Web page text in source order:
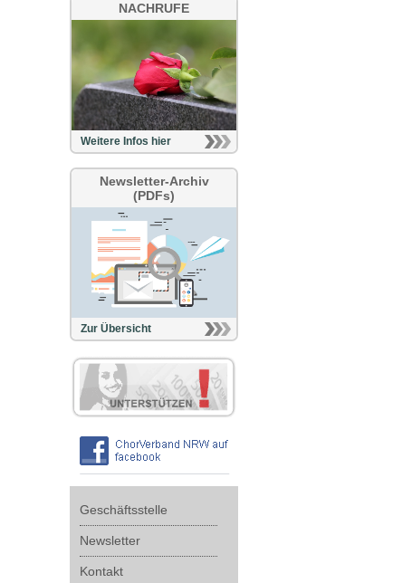
NACHRUFE
Weitere Infos hier
Newsletter-Archiv
(PDFs)
Zur Übersicht
Geschäftsstelle
Newsletter
Kontakt